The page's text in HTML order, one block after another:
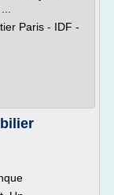
Paris - IDF -